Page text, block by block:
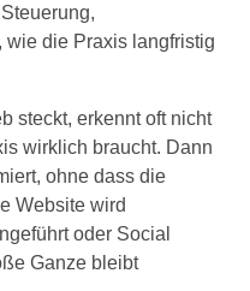
wie die Praxis langfristig
steckt, erkennt oft nicht
wirklich braucht. Dann
ohne dass die
Website wird
oder Social
Ganze bleibt